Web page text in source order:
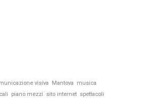
visiva Mantova
musica
piano mezzi sito internet spettacoli